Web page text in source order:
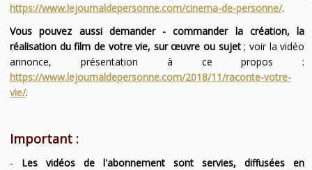
https://www.lejournaldepersonne.com/cinema-de-personne/.
Vous pouvez aussi demander - commander la création, la
réalisation du film de votre vie, sur œuvre ou sujet; voir la vidéo
annonce, présentation à ce propos :
https://www.lejournaldepersonne.com/2018/11/raconte-votre-
vie/.
Important :
- Les vidéos de l'abonnement sont servies, diffusées en